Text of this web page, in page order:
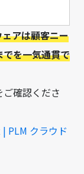
アは顧客ニー
を一気通貫で
確認くださ
PLM クラウド